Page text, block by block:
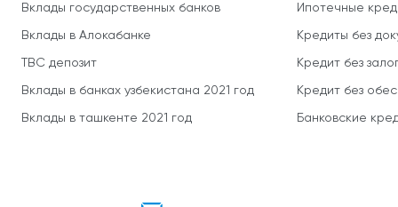
Вклады государственных банков
Вклады в Алокабанке
TBC депозит
Вклады в банках узбекистана 2021 год
Вклады в ташкенте 2021 год
Ипотечные
Кредиты без
Кредит без
Кредит без
Банковские